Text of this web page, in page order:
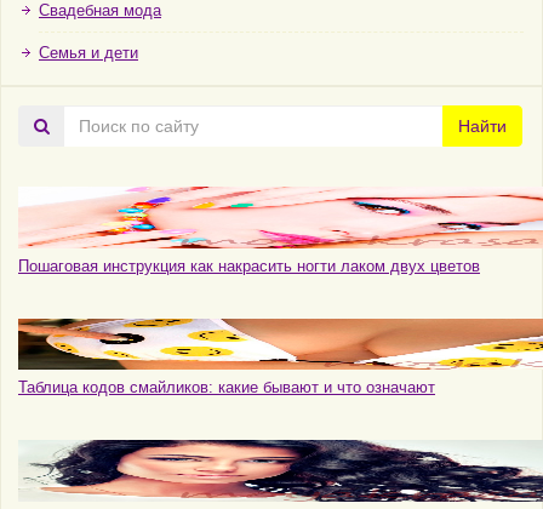
Свадебная мода
Семья и дети
Поиск
по
Найти
Пошаговая инструкция как накрасить ногти лаком двух цветов
Таблица кодов смайликов: какие бывают и что означают